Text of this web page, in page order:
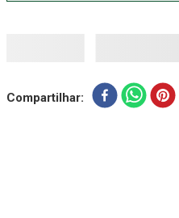
Compartilhar